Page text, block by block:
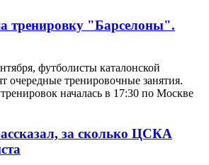
тренировку "Барселоны".
футболисты каталонской
очередные тренировочные занятия.
началась в 17:30 по Москве
за сколько ЦСКА